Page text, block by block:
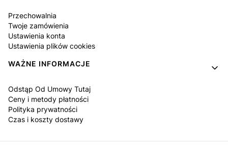
Przechowalnia
Twoje zamówienia
Ustawienia konta
Ustawienia plików cookies
WAŻNE INFORMACJE
Odstąp Od Umowy Tutaj
Ceny i metody płatności
Polityka prywatności
Czas i koszty dostawy